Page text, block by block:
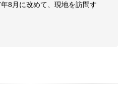
8月に改めて、現地を訪問す